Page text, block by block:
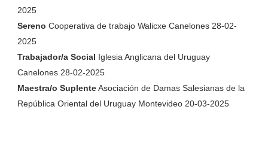
2025
Sereno Cooperativa de trabajo Walicxe Canelones 28-02-
2025
Trabajador/a Social Iglesia Anglicana del Uruguay
Canelones 28-02-2025
Maestra/o SuplenteAsociación de Damas Salesianas de la
República Oriental del Uruguay Montevideo 20-03-2025